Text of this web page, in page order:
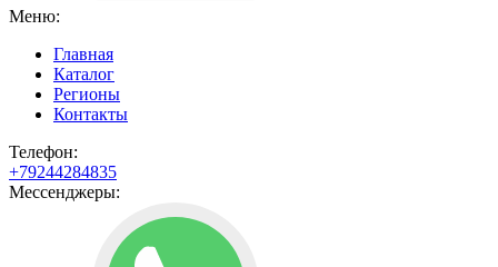
Меню:
Главная
Каталог
Регионы
Контакты
Телефон:
+79244284835
Мессенджеры: